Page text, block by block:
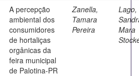
A percepção
ambiental dos
consumidores
de hortaliças
orgânicas da
feira municipal
de Palotina-PR
Zanella,
Tamara
Pereira
Lago,
Mara